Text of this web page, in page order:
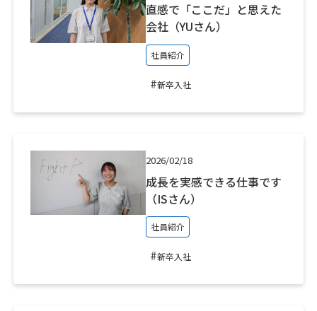
直感で「ここだ」と思えた
会社（YUさん）
社員紹介
#新卒入社
2026/02/18
成長を実感できる仕事です
（ISさん）
社員紹介
#新卒入社